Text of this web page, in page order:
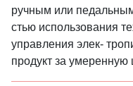
ручным или
стью использования
управления элек-
продукт за умеренную